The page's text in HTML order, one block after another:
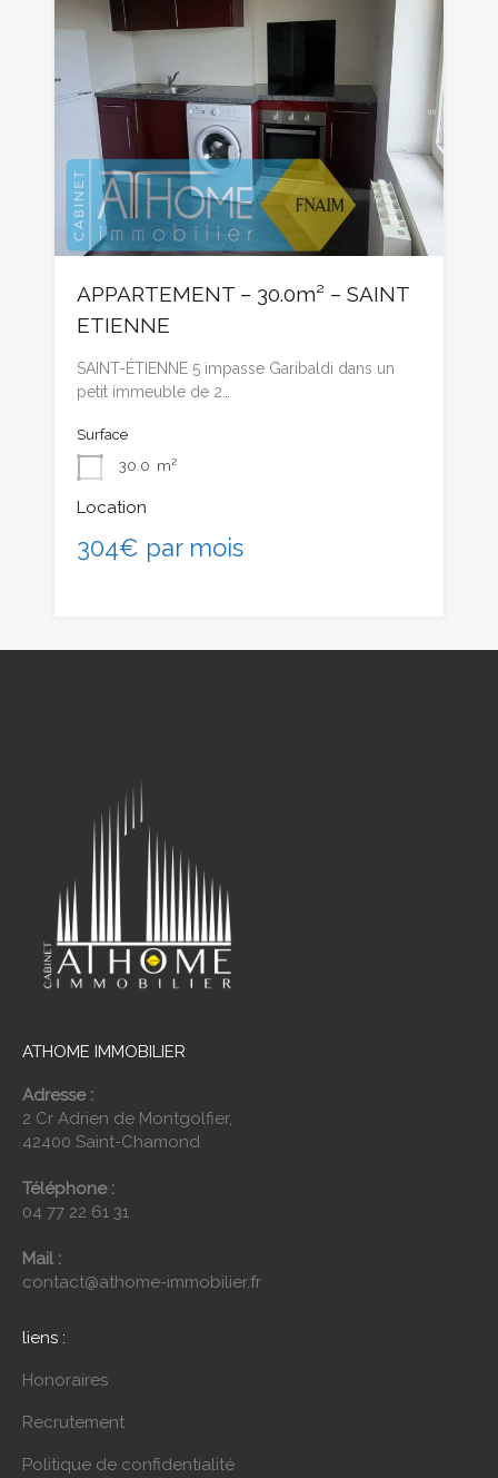
APPARTEMENT – 30.0m² – SAINT
ETIENNE
SAINT-ÉTIENNE 5 impasse Garibaldi dans un
petit immeuble de 2…
Surface
30.0 m²
Location
304€ par mois
ATHOME IMMOBILIER
Adresse :
2 Cr Adrien de Montgolfier,
42400 Saint-Chamond
Téléphone :
04 77 22 61 31
Mail :
contact@athome-immobilier.fr
liens :
Honoraires
Recrutement
Politique de confidentialité